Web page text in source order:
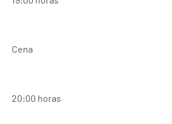
Cena
20:00 horas